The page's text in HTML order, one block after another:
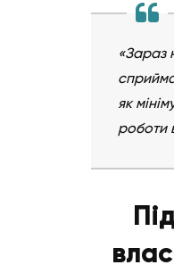
«Зараз
як
роботи